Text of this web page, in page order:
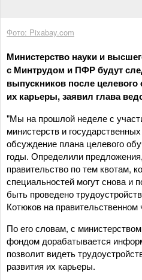
Фото: Pixabay.com
Министерство науки и
с Минтрудом и ПФР будут
выпускников после целевого
их карьеры, заявил глава
"Мы на прошлой неделе с
министерств и
обсуждение плана целевого
годы. Определили
правительство по тем квотам,
специальностей могут снова и
быть проведено
Котюков на
По его словам, с
фондом дорабатывается
позволит видеть
развития их карьеры.